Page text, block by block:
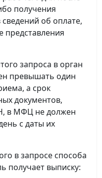
получения
об оплате,
представления
запроса в орган
превышать один
а срок
документов,
в МФЦ не должен
с даты их
в запросе способа
получает выписку: